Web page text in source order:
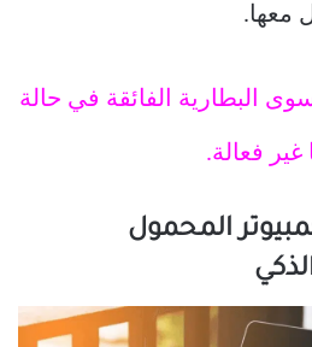
معها.
البطارية الفائقة في حالة
غير فعالة.
الكمبيوتر المحمول